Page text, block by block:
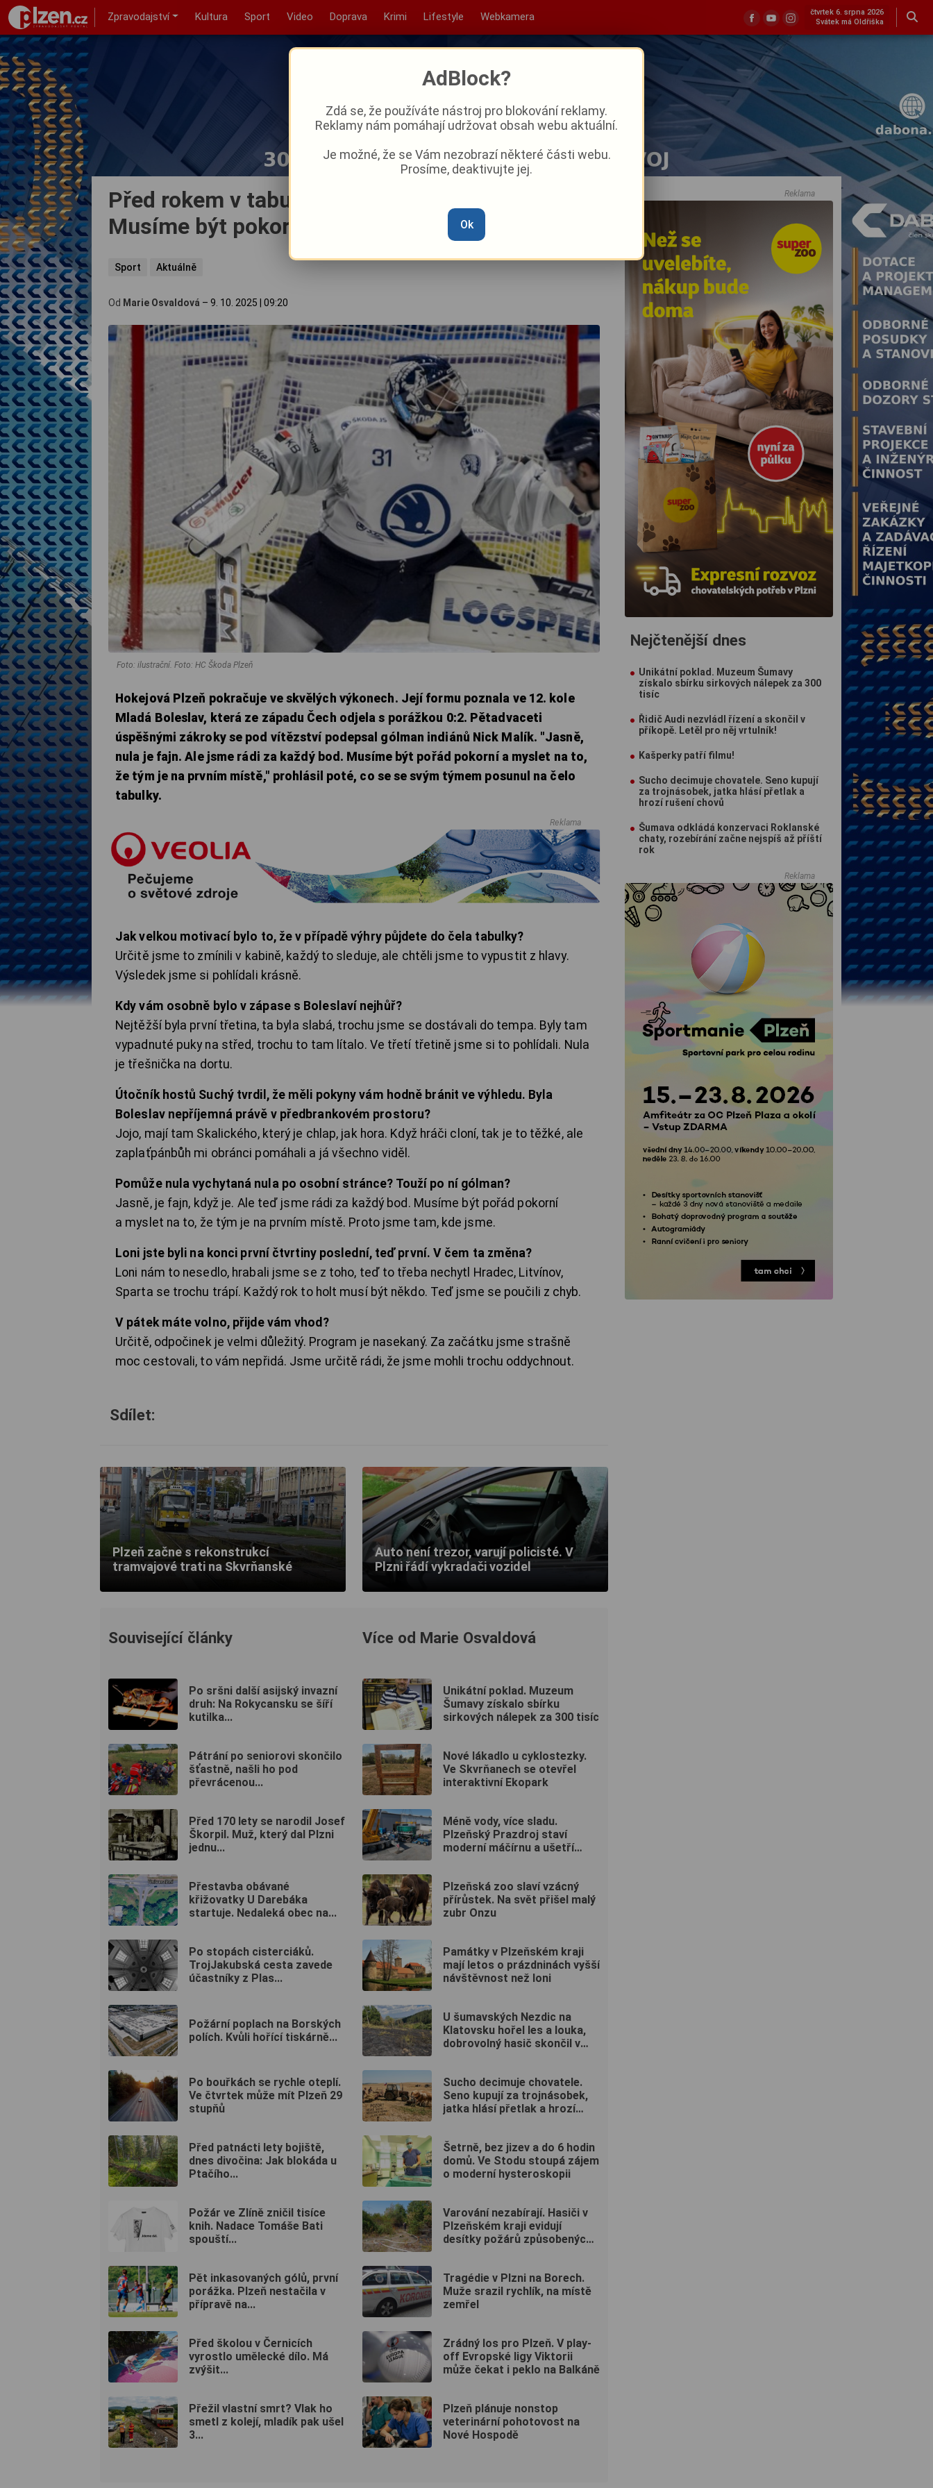
Zpravodajství Kultura Sport Video Doprava Krimi Lifestyle Webkamera
čtvrtek 6. srpna 2026
Svátek má Oldřiška
Před rokem v tabulce poslední, teď na čele.
Musíme být pokorní, ví gólman Malík
Sport Aktuálně
Od Marie Osvaldová – 9. 10. 2025 09:20
Foto: ilustrační. Foto: HC Škoda Plzeň
Hokejová Plzeň pokračuje ve skvělých výkonech. Její formu poznala ve 12. kole
Mladá Boleslav, která ze západu Čech odjela s porážkou 0:2. Pětadvaceti
úspěšnými zákroky se pod vítězství podepsal gólman indiánů Nick Malík. "Jasně,
nula je fajn. Ale jsme rádi za každý bod. Musíme být pořád pokorní a myslet na to,
že tým je na prvním místě," prohlásil poté, co se se svým týmem posunul na čelo
tabulky.
Reklama
Jak velkou motivací bylo to, že v případě výhry půjdete do čela tabulky?
Určitě jsme to zmínili v kabině, každý to sleduje, ale chtěli jsme to vypustit z hlavy.
Výsledek jsme si pohlídali krásně.
Kdy vám osobně bylo v zápase s Boleslaví nejhůř?
Nejtěžší byla první třetina, ta byla slabá, trochu jsme se dostávali do tempa. Byly tam
vypadnuté puky na střed, trochu to tam lítalo. Ve třetí třetině jsme si to pohlídali. Nula
je třešnička na dortu.
Útočník hostů Suchý tvrdil, že měli pokyny vám hodně bránit ve výhledu. Byla
Boleslav nepříjemná právě v předbrankovém prostoru?
Jojo, mají tam Skalického, který je chlap, jak hora. Když hráči cloní, tak je to těžké, ale
zaplaťpánbůh mi obránci pomáhali a já všechno viděl.
Pomůže nula vychytaná nula po osobní stránce? Touží po ní gólman?
Jasně, je fajn, když je. Ale teď jsme rádi za každý bod. Musíme být pořád pokorní
a myslet na to, že tým je na prvním místě. Proto jsme tam, kde jsme.
Loni jste byli na konci první čtvrtiny poslední, teď první. V čem ta změna?
Loni nám to nesedlo, hrabali jsme se z toho, teď to třeba nechytl Hradec, Litvínov,
Sparta se trochu trápí. Každý rok to holt musí být někdo. Teď jsme se poučili z chyb.
V pátek máte volno, přijde vám vhod?
Určitě, odpočinek je velmi důležitý. Program je nasekaný. Za začátku jsme strašně
moc cestovali, to vám nepřidá. Jsme určitě rádi, že jsme mohli trochu oddychnout.
Sdílet:
Plzeň začne s rekonstrukcí
tramvajové trati na Skvrňanské
Auto není trezor, varují policisté. V
Plzni řádí vykradači vozidel
Související články
Po sršni další asijský invazní
druh: Na Rokycansku se šíří
kutilka...
Pátrání po seniorovi skončilo
šťastně, našli ho pod
převrácenou...
Před 170 lety se narodil Josef
Škorpil. Muž, který dal Plzni
jednu...
Přestavba obávané
křižovatky U Darebáka
startuje. Nedaleká obec na...
Po stopách cisterciáků.
TrojJakubská cesta zavede
účastníky z Plas...
Požární poplach na Borských
polích. Kvůli hořící tiskárně...
Po bouřkách se rychle oteplí.
Ve čtvrtek může mít Plzeň 29
stupňů
Před patnácti lety bojiště,
dnes divočina: Jak blokáda u
Ptačího...
Požár ve Zlíně zničil tisíce
knih. Nadace Tomáše Bati
spouští...
Pět inkasovaných gólů, první
porážka. Plzeň nestačila v
přípravě na...
Před školou v Černicích
vyrostlo umělecké dílo. Má
zvýšit...
Přežil vlastní smrt? Vlak ho
smetl z kolejí, mladík pak ušel
3...
Více od Marie Osvaldová
Unikátní poklad. Muzeum
Šumavy získalo sbírku
sirkových nálepek za 300 tisíc
Nové lákadlo u cyklostezky.
Ve Skvrňanech se otevřel
interaktivní Ekopark
Méně vody, více sladu.
Plzeňský Prazdroj staví
moderní máčírnu a ušetří
Plzeňská zoo slaví vzácný
přírůstek. Na svět přišel malý
zubr Onzu
Památky v Plzeňském kraji
mají letos o prázdninách vyšší
návštěvnost než loni
U šumavských Nezdic na
Klatovsku hořel les a louka,
dobrovolný hasič skončil v
Sucho decimuje chovatele.
Seno kupují za trojnásobek,
jatka hlásí přetlak a hrozí
Šetrně, bez jizev a do 6 hodin
domů. Ve Stodu stoupá zájem
o moderní hysteroskopii
Varování nezabírají. Hasiči v
Plzeňském kraji evidují
desítky požárů způsobených
Tragédie v Plzni na Borech.
Muže srazil rychlík, na místě
zemřel
Zrádný los pro Plzeň. V play-
off Evropské ligy Viktorii
může čekat i peklo na Balkáně
Plzeň plánuje nonstop
veterinární pohotovost na
Nové Hospodě
Reklama
Nejčtenější dnes
Unikátní poklad. Muzeum Šumavy
získalo sbírku sirkových nálepek za 300
tisíc
Řidič Audi nezvládl řízení a skončil v
příkopě. Letěl pro něj vrtulník!
Kašperky patří filmu!
Sucho decimuje chovatele. Seno kupují
za trojnásobek, jatka hlásí přetlak a
hrozí rušení chovů
Šumava odkládá konzervaci Roklanské
chaty, rozebírání začne nejspíš až příští
rok
Reklama
AdBlock?
Zdá se, že používáte nástroj pro blokování reklamy.
Reklamy nám pomáhají udržovat obsah webu aktuální.
Je možné, že se Vám nezobrazí některé části webu.
Prosíme, deaktivujte jej.
Ok